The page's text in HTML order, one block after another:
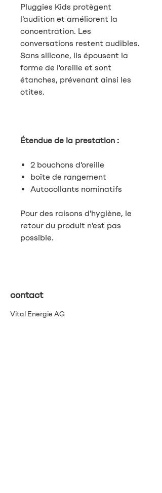
Pluggies Kids protègent
l'audition et améliorent la
concentration. Les
conversations restent audibles.
Sans silicone, ils épousent la
forme de l'oreille et sont
étanches, prévenant ainsi les
otites.
Étendue de la prestation :
2 bouchons d'oreille
boîte de rangement
Autocollants nominatifs
Pour des raisons d'hygiène, le
retour du produit n'est pas
possible.
contact
Vital Energie AG